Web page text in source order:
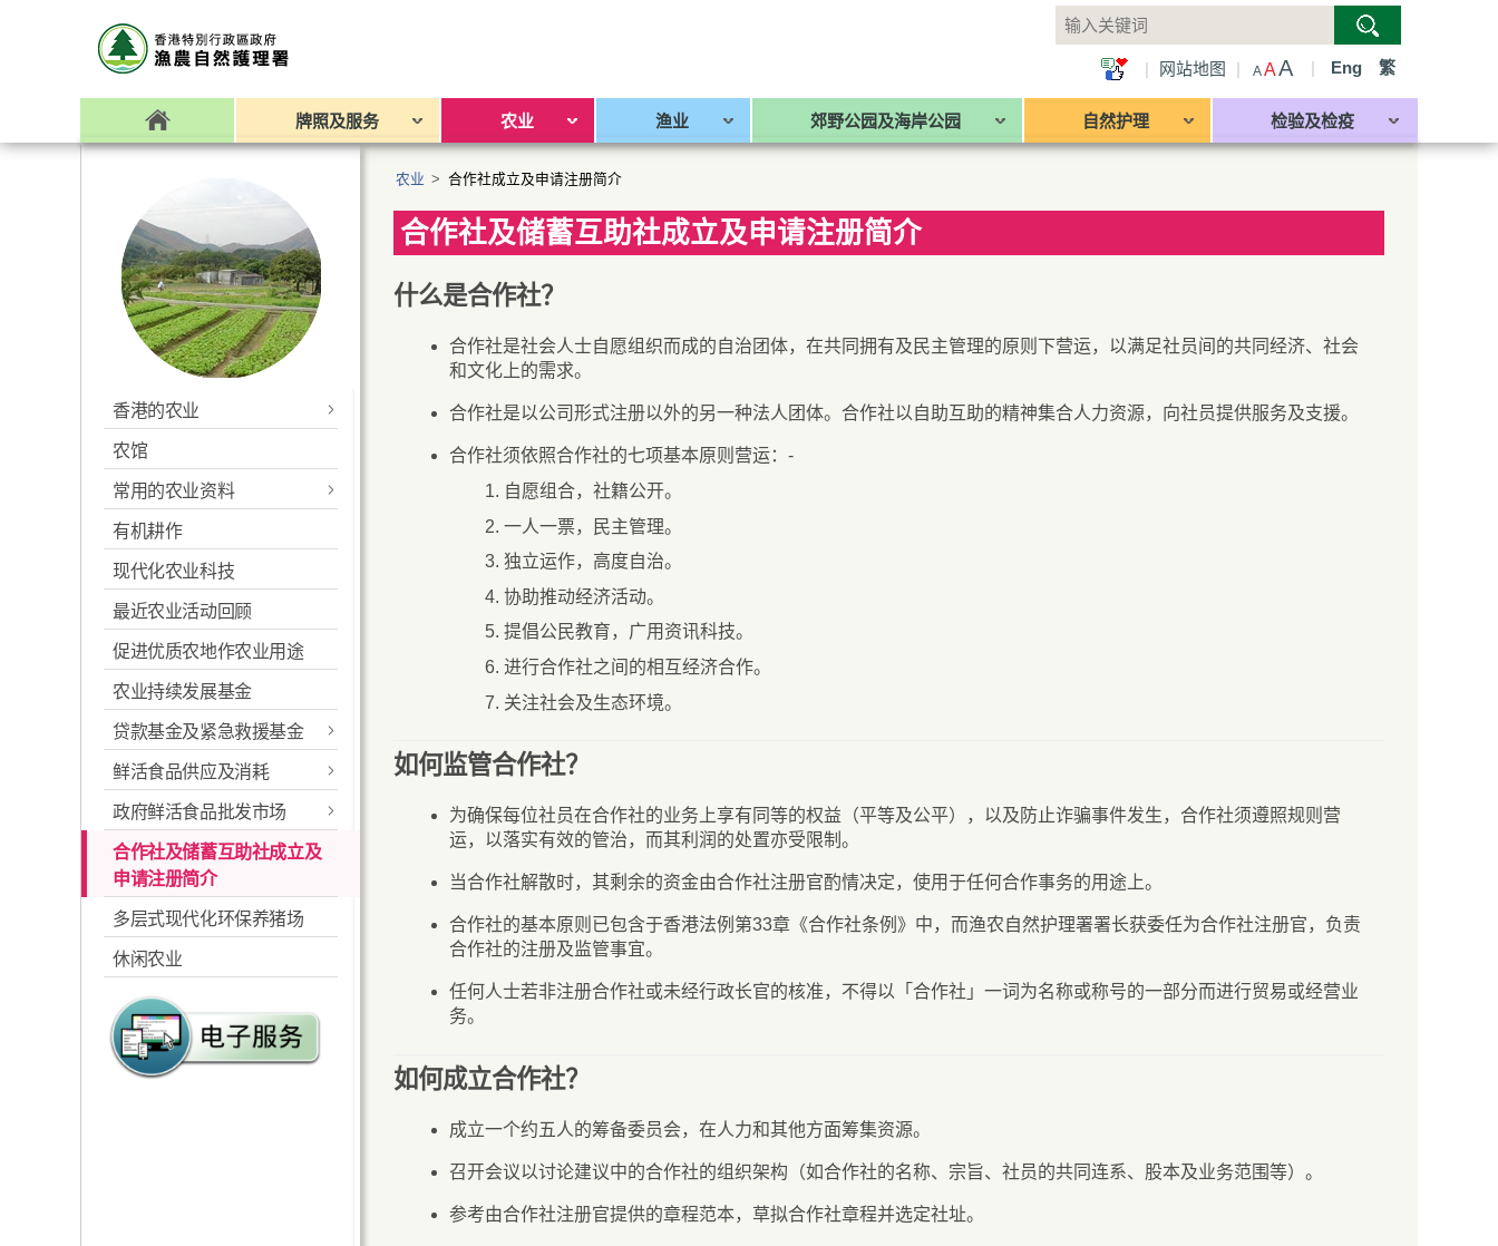
| 网站地图 | AAA | Eng 繁
牌照及服务 农业 渔业 郊野公园及海岸公园 自然护理 检验及检疫
香港的农业
生产技术
常用的农业资料
有机耕作
申请农用构筑物批准书
申请农用灌溉水供应
农馆
常用的农业资料
常见本地蔬菜
特色蔬菜推介
常见作物病虫害及其防治
耕作技术
安全及适当使用农药
申请机械及其借用服务
农地复耕计划
良好农业规范-作物生产
本地渔农美食嘉年华
本地菜场登记计划
有机耕作
现代化农业科技
最近农业活动回顾
促进优质农地作农业用途
农业持续发展基金
贷款基金及紧急救援基金
紧急救援基金
嘉道理农业辅助贷款基金
蔬菜统营处贷款基金
约瑟信托基金
鲜活食品供应及消耗
鲜活食品消耗统计资料
政府鲜活食品批发市场
长沙湾副食品批发市场
西区副食品批发市场
长沙湾临时家禽批发市场
鲜活食品消耗统计资料
申请副食品批发市场设施
合作社及储蓄互助社成立及
申请注册简介
多层式现代化环保养猪场
休闲农业
农业 > 合作社成立及申请注册简介
合作社及储蓄互助社成立及申请注册简介
什么是合作社？
合作社是社会人士自愿组织而成的自治团体，在共同拥有及民主管理的原则下营运，以满足社员间的共同经济、社会
和文化上的需求。
合作社是以公司形式注册以外的另一种法人团体。合作社以自助互助的精神集合人力资源，向社员提供服务及支援。
合作社须依照合作社的七项基本原则营运：-
自愿组合，社籍公开。
一人一票，民主管理。
独立运作，高度自治。
协助推动经济活动。
提倡公民教育，广用资讯科技。
进行合作社之间的相互经济合作。
关注社会及生态环境。
如何监管合作社？
为确保每位社员在合作社的业务上享有同等的权益（平等及公平），以及防止诈骗事件发生，合作社须遵照规则营
运，以落实有效的管治，而其利润的处置亦受限制。
当合作社解散时，其剩余的资金由合作社注册官酌情决定，使用于任何合作事务的用途上。
合作社的基本原则已包含于香港法例第33章《合作社条例》中，而渔农自然护理署署长获委任为合作社注册官，负责
合作社的注册及监管事宜。
任何人士若非注册合作社或未经行政长官的核准，不得以「合作社」一词为名称或称号的一部分而进行贸易或经营业
务。
如何成立合作社？
成立一个约五人的筹备委员会，在人力和其他方面筹集资源。
召开会议以讨论建议中的合作社的组织架构（如合作社的名称、宗旨、社员的共同连系、股本及业务范围等）。
参考由合作社注册官提供的章程范本，草拟合作社章程并选定社址。